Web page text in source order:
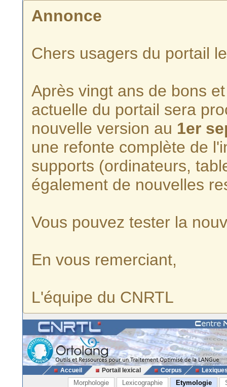
Annonce
Chers usagers du portail
Après vingt ans de bons
actuelle du portail sera
nouvelle version au 1er
une refonte complète de
supports (ordinateurs,
également de nouvelles
Vous pouvez tester la
En vous remerciant,
L'équipe du CNRTL
Accueil Portail lexical Corpus
Morphologie Lexicographie Etymologie